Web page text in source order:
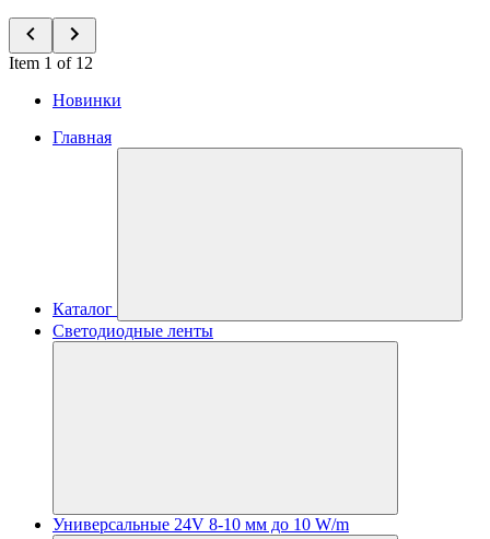
Item 1 of 12
Новинки
Главная
Каталог
Светодиодные ленты
Универсальные 24V 8-10 мм до 10 W/m